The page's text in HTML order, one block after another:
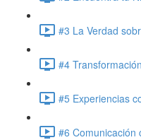
#3 La Verdad
#4
#5 Experiencias
#6 Comunicación